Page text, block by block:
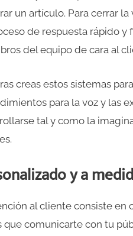
un artículo. Para cerrar
de respuesta rápido
del equipo de cara al
creas estos sistemas
para la voz y las
tal y como la
y a
al cliente consiste en
que comunicarte con tu